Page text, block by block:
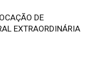
DE
EXTRAORDINÁRIA